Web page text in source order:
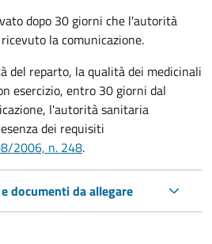
dopo 30 giorni che l'autorità
la comunicazione.
del reparto, la qualità dei medicinali
esercizio, entro 30 giorni dal
l'autorità sanitaria
dei requisiti
2006, n. 248.
documenti da allegare